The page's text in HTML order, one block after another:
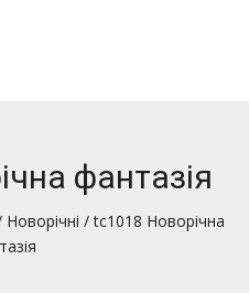
фантазія
Новорічні / tc1018 Новорічна